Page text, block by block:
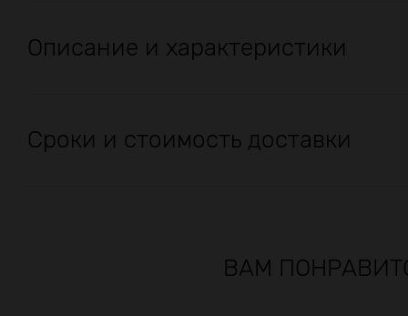
Описание и характеристики
Сроки и стоимость доставки
ВАМ